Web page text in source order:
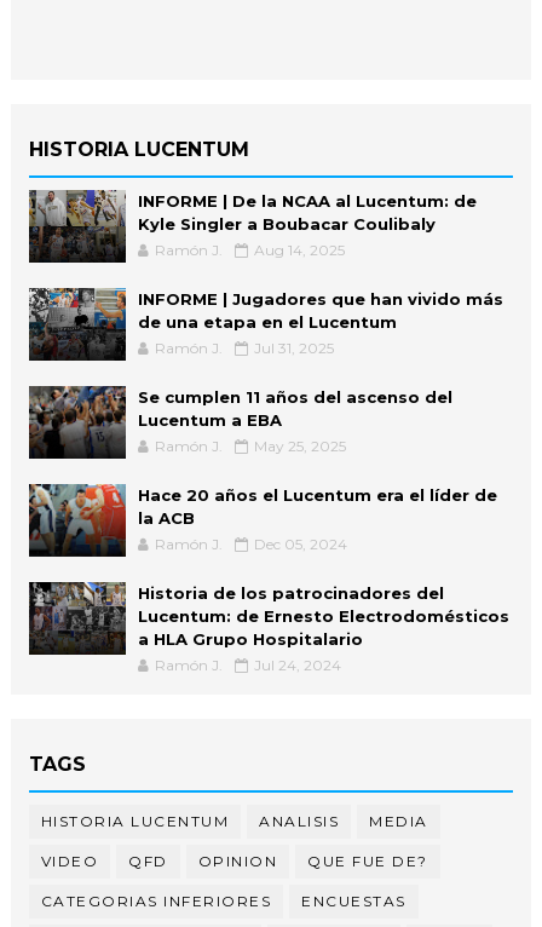
HISTORIA LUCENTUM
INFORME | De la NCAA al Lucentum: de
Kyle Singler a Boubacar Coulibaly
Ramón J. Aug 14, 2025
INFORME | Jugadores que han vivido más
de una etapa en el Lucentum
Ramón J. Jul 31, 2025
Se cumplen 11 años del ascenso del
Lucentum a EBA
Ramón J. May 25, 2025
Hace 20 años el Lucentum era el líder de
la ACB
Ramón J. Dec 05, 2024
Historia de los patrocinadores del
Lucentum: de Ernesto Electrodomésticos
a HLA Grupo Hospitalario
Ramón J. Jul 24, 2024
TAGS
HISTORIA LUCENTUM ANALISIS MEDIA
VIDEO QFD OPINION QUE FUE DE?
CATEGORIAS INFERIORES ENCUESTAS